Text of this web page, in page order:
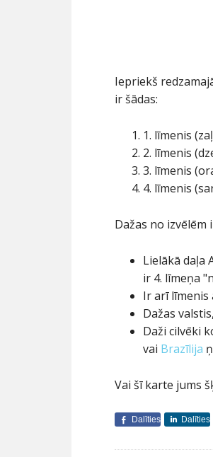
Iepriekš
ir šādas:
1. līmenis
2. līmenis
3. līmenis
4. līmenis
Dažas no
Lielākā daļa
ir 4. līmeņa
Ir arī līmenis
Dažas
Daži cilvēki
vai Brazīlija
Vai šī karte jums
Dalīties Dalīties